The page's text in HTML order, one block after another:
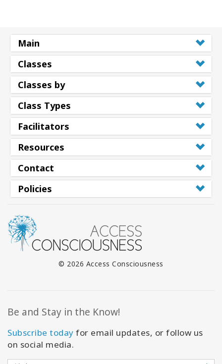
Main
Classes
Classes by
Class Types
Facilitators
Resources
Contact
Policies
© 2026 Access Consciousness
Be and Stay in the Know!
Subscribe today for email updates, or follow us
on social media.